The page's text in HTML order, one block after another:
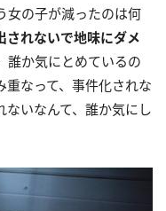
女の子が減ったのは何
されないで地味にダメ
誰か気にとめているの
なって、事件化されな
ないなんて、誰か気にし